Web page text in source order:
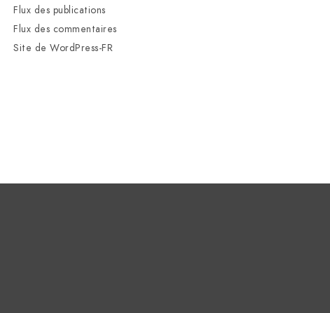
Flux des publications
Flux des commentaires
Site de WordPress-FR